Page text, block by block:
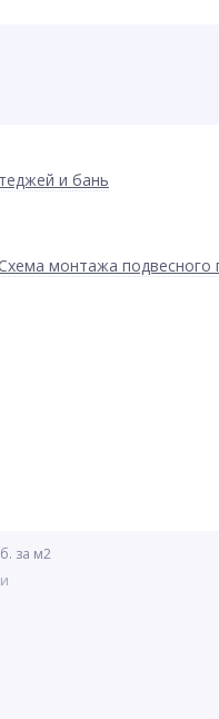
и бань
Схема монтажа подвесного
за м2